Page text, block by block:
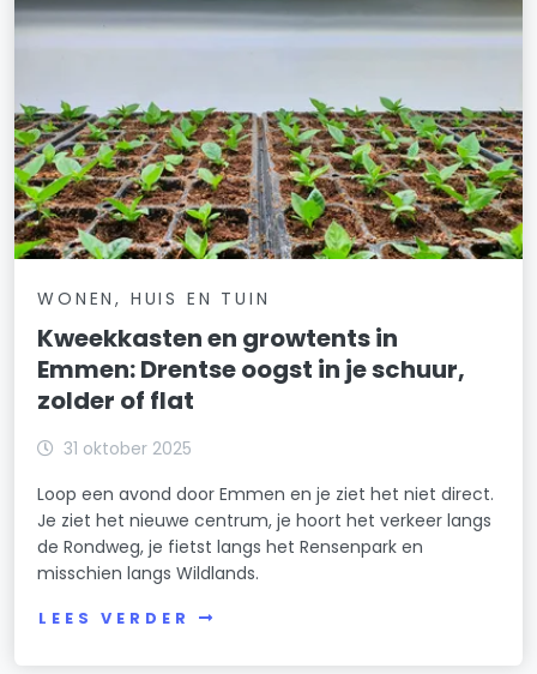
WONEN, HUIS EN TUIN
Kweekkasten en growtents in
Emmen: Drentse oogst in je schuur,
zolder of flat
31 oktober 2025
Loop een avond door Emmen en je ziet het niet direct.
Je ziet het nieuwe centrum, je hoort het verkeer langs
de Rondweg, je fietst langs het Rensenpark en
misschien langs Wildlands.
LEES VERDER